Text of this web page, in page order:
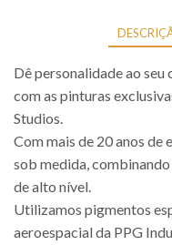
Dê personalidade ao seu
com as pinturas
Studios.
Com mais de 20 anos de
sob medida,
de alto nível.
Utilizamos pigmentos
aeroespacial da PPG